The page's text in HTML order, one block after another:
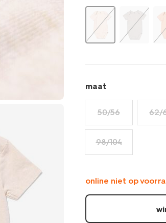
maat
50/56 62/
98/104
online niet op